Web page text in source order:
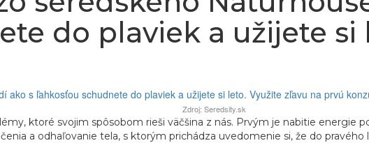
do plaviek a užijete si
Zdroj: Seredsity.sk
ktoré svojim spôsobom rieši väčšina z nás. Prvým je nabitie energie
a odhaľovanie tela, s ktorým prichádza uvedomenie si, že do